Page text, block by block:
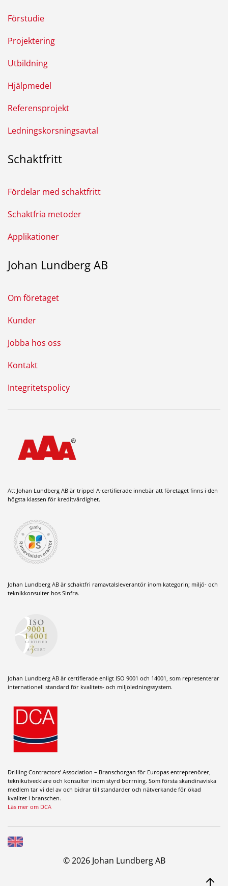
Förstudie
Projektering
Utbildning
Hjälpmedel
Referensprojekt
Ledningskorsningsavtal
Schaktfritt
Fördelar med schaktfritt
Schaktfria metoder
Applikationer
Johan Lundberg AB
Om företaget
Kunder
Jobba hos oss
Kontakt
Integritetspolicy
Att Johan Lundberg AB är trippel A-certifierade innebär att företaget finns i den
högsta klassen för kreditvärdighet.
Johan Lundberg AB är schaktfri ramavtalsleverantör inom kategorin; miljö- och
teknikkonsulter hos Sinfra.
Johan Lundberg AB är certifierade enligt ISO 9001 och 14001, som representerar
internationell standard för kvalitets- och miljöledningssystem.
Drilling Contractors’ Association – Branschorgan för Europas entreprenörer,
teknikutvecklare och konsulter inom styrd borrning. Som första skandinaviska
medlem tar vi del av och bidrar till standarder och nätverkande för ökad
kvalitet i branschen.
Läs mer om DCA
© 2026 Johan Lundberg AB